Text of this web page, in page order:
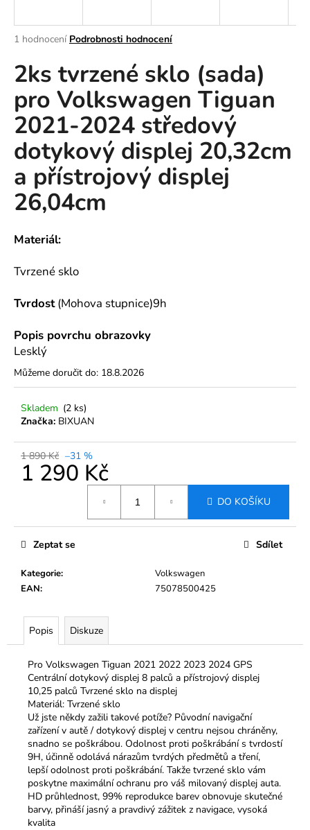
Průměrné
produktu
je
5
hvězdiček.
1 hodnocení Podrobnosti hodnocení
2ks tvrzené sklo (sada)
pro Volkswagen Tiguan
2021-2024 středový
dotykový displej 20,32cm
a přístrojový displej
26,04cm
Materiál:
Tvrzené sklo
Tvrdost(Mohova stupnice)9h
Popis povrchu obrazovky
Lesklý
Můžeme doručit do: 18.8.2026
Skladem (2 ks)
Značka: BIXUAN
1 890 Kč –31 %
1 290 Kč
DO KOŠÍKU
Kategorie:
Volkswagen
EAN: 75078500425
Zeptat se Sdílet
A
Popis Diskuze
Pro Volkswagen Tiguan 2021 2022 2023 2024 GPS
Centrální dotykový displej 8 palců a přístrojový displej
10,25 palců Tvrzené sklo na displej
Materiál: Tvrzené sklo
Už jste někdy zažili takové potíže? Původní navigační
zařízení v autě / dotykový displej v centru nejsou chráněny,
snadno se poškrábou. Odolnost proti poškrábání s tvrdostí
9H, účinně odolává nárazům tvrdých předmětů a tření,
lepší odolnost proti poškrábání. Takže tvrzené sklo vám
poskytne maximální ochranu pro váš milovaný displej auta.
HD průhlednost, 99% reprodukce barev obnovuje skutečné
barvy, přináší jasný a pravdivý zážitek z navigace, vysoká
kvalita
j
t
?
HLEDAT
o
o
u
č
u
j
e
m
e
TVRZENÉ
SKLO
BROTECT
AIRGLASS
PRO
INFOTAINMENT
ŠKODA
6,5"
490
Kč
Původně:
Kč